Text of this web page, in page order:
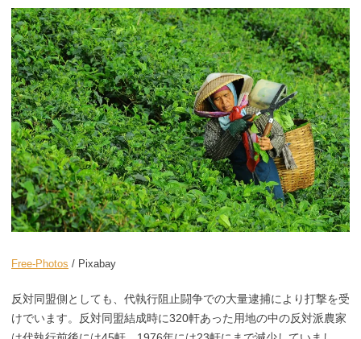
Free-Photos / Pixabay
反対同盟側としても、代執行阻止闘争での大量逮捕により打撃を受
けでいます。反対同盟結成時に320軒あった用地の中の反対派農家